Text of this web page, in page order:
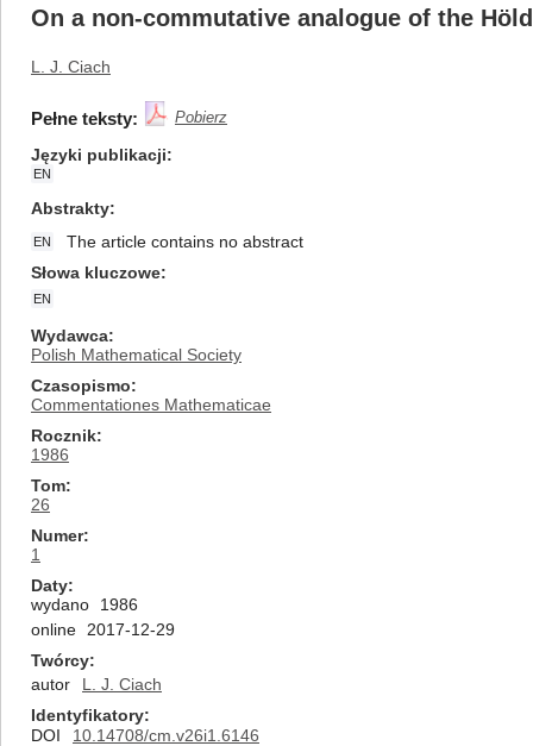
On a non-commutative analogue of the
L. J. Ciach
Pełne teksty: Pobierz
Języki publikacji
EN
Abstrakty
EN
The article contains no abstract
Słowa kluczowe
EN
Wydawca
Polish Mathematical Society
Czasopismo
Commentationes Mathematicae
Rocznik
1986
Tom
26
Numer
1
Daty
wydano
1986
online
2017-12-29
Twórcy
autor
L. J. Ciach
Identyfikatory
DOI
10.14708/cm.v26i1.6146